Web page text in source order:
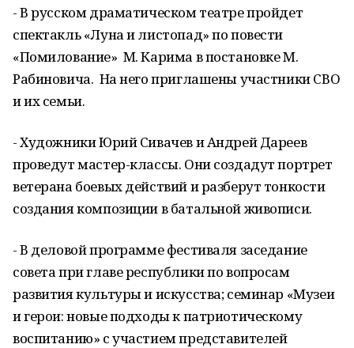
- В русском драматическом театре пройдет
спектакль «Луна и листопад» по повести
«Помилование» М. Карима в постановке М.
Рабиновича. На него приглашены участники СВО
и их семьи.
- Художники Юрий Сивачев и Андрей Дареев
проведут мастер-классы. Они создадут портрет
ветерана боевых действий и разберут тонкости
создания композиции в батальной живописи.
- В деловой программе фестиваля заседание
совета при главе республики по вопросам
развития культуры и искусства; семинар «Музеи
и герои: новые подходы к патриотическому
воспитанию» с участием представителей